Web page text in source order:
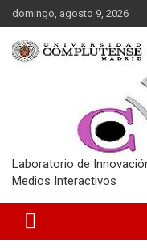
Saltar
al
contenido
domingo, agosto 9, 2026
Laboratorio de
Medios Interactivos